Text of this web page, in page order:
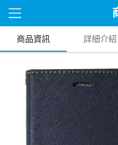
商品資訊 詳細介紹